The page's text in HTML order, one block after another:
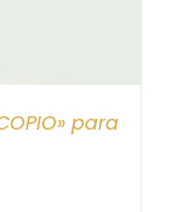
para